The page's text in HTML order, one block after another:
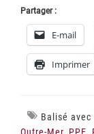
Partager :
E-mail
Imprimer
Balisé avec